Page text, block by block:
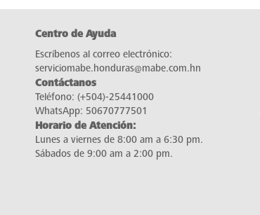
Centro de Ayuda
Escríbenos al correo electrónico:
serviciomabe.honduras@mabe.com.hn
Contáctanos
Teléfono: (+504)-25441000
WhatsApp: 50670777501
Horario de Atención:
Lunes a viernes de 8:00 am a 6:30 pm.
Sábados de 9:00 am a 2:00 pm.